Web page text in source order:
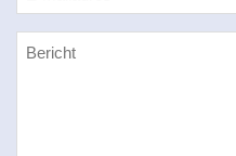
mailadres
*Bericht